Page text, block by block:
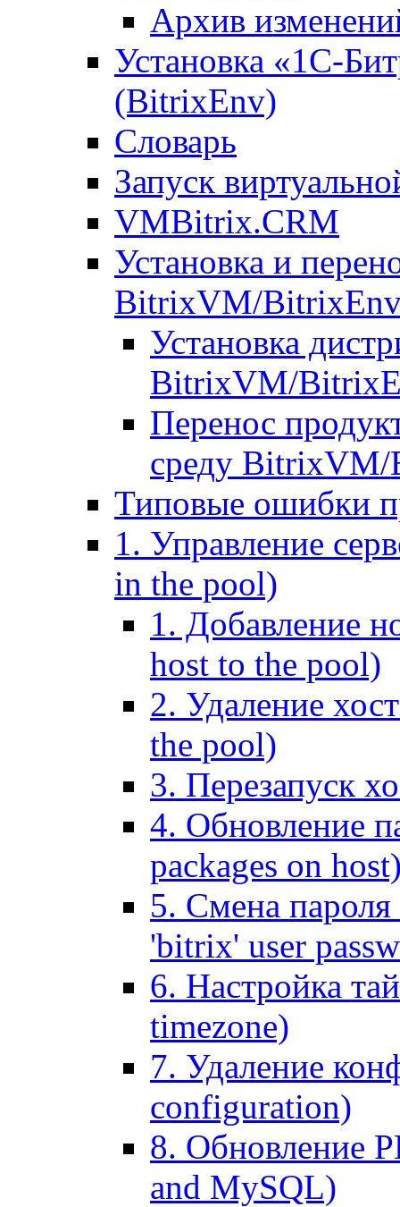
Архив
Установка «1С-
(BitrixEnv)
Словарь
Запуск
VMBitrix.CRM
Установка и
BitrixVM/
Установка
BitrixVM/
Перенос
среду
Типовые ошибки
1. Управление
in the pool)
1. Добавление
host to the pool)
2. Удаление
the pool)
3. Перезапуск
4. Обновление
packages on
5. Смена пароля
'bitrix' user
6. Настройка
timezone)
7. Удаление
configuration)
8. Обновление
and MySQL)